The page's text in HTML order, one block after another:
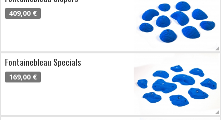
409,00 €
Fontainebleau Specials
169,00 €